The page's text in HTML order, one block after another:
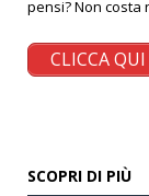
pensi? Non
CLICCA
SCOPRI DI PIÙ